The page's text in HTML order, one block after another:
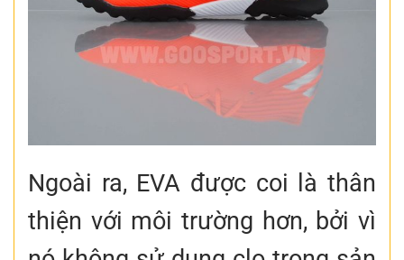
Ngoài ra, EVA được coi là thân
thiện với môi trường hơn, bởi vì